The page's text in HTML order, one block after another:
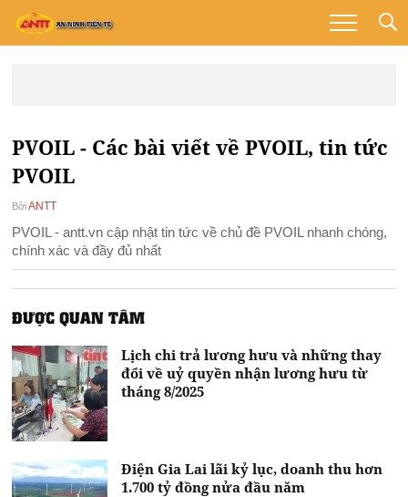
PVOIL - Các bài viết về PVOIL, tin tức
PVOIL
Bởi ANTT
PVOIL - antt.vn cập nhật tin tức về chủ đề PVOIL nhanh chóng,
chính xác và đầy đủ nhất
ĐƯỢC QUAN TÂM
Lịch chi trả lương hưu và những thay
đổi về uỷ quyền nhận lương hưu từ
tháng 8/2025
Điện Gia Lai lãi kỷ lục, doanh thu hơn
1.700 tỷ đồng nửa đầu năm